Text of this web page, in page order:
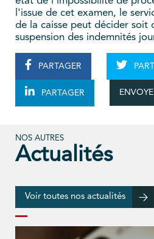
l'issue de cet examen, le
de la caisse peut décider soit
suspension des indemnités
PARTAGER
PARTAGER
NOS AUTRES
Actualités
Voir toutes nos actualités